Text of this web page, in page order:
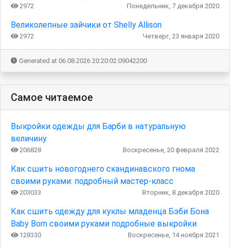
2972 Понедельник, 7 декабря 2020
Великолепные зайчики от Shelly Allison
2972 Четверг, 23 января 2020
Generated at 06.08.2026 20:20:02.09042200
Самое читаемое
Выкройки одежды для Барби в натуральную
величину
206828 Воскресенье, 20 февраля 2022
Как сшить новогоднего скандинавского гнома
своими руками: подробный мастер-класс
203033 Вторник, 8 декабря 2020
Как сшить одежду для куклы младенца Бэби Бона
Baby Born своими руками подробные выкройки
128330 Воскресенье, 14 ноября 2021